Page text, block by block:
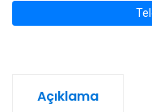
Açıklama